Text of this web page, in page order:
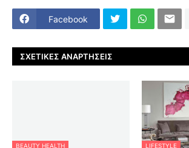
Facebook
ΣΧΕΤΙΚΈΣ ΑΝΑΡΤΉΣΕΙΣ
BEAUTY HEALTH LIFESTYLE